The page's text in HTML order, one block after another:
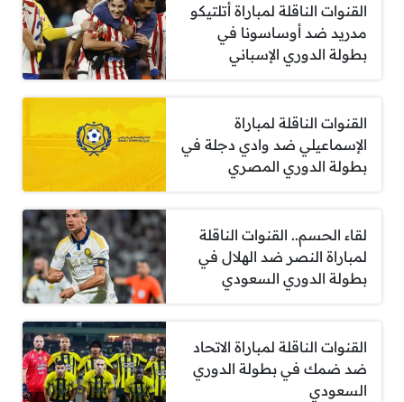
القنوات الناقلة لمباراة أتلتيكو
مدريد ضد أوساسونا في
بطولة الدوري الإسباني
القنوات الناقلة لمباراة
الإسماعيلي ضد وادي دجلة في
بطولة الدوري المصري
لقاء الحسم.. القنوات الناقلة
لمباراة النصر ضد الهلال في
بطولة الدوري السعودي
القنوات الناقلة لمباراة الاتحاد
ضد ضمك في بطولة الدوري
السعودي